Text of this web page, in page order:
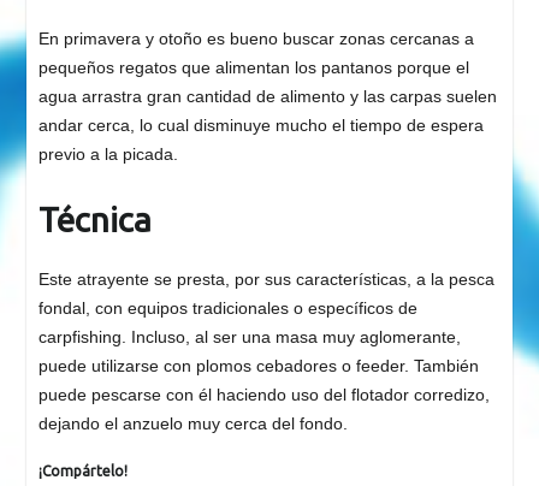
En primavera y otoño es bueno buscar zonas cercanas a
pequeños regatos que alimentan los pantanos porque el
agua arrastra gran cantidad de alimento y las carpas suelen
andar cerca, lo cual disminuye mucho el tiempo de espera
previo a la picada.
Técnica
Este atrayente se presta, por sus características, a la pesca
fondal, con equipos tradicionales o específicos de
carpfishing. Incluso, al ser una masa muy aglomerante,
puede utilizarse con plomos cebadores o feeder. También
puede pescarse con él haciendo uso del flotador corredizo,
dejando el anzuelo muy cerca del fondo.
¡Compártelo!